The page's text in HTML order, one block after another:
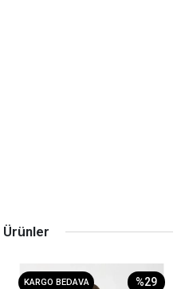
Ürünler
KARGO BEDAVA %29